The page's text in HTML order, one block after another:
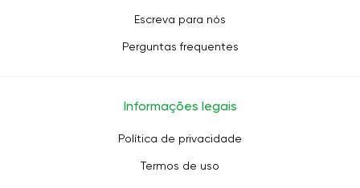
Escreva para nós
Perguntas frequentes
Informações legais
Política de privacidade
Termos de uso